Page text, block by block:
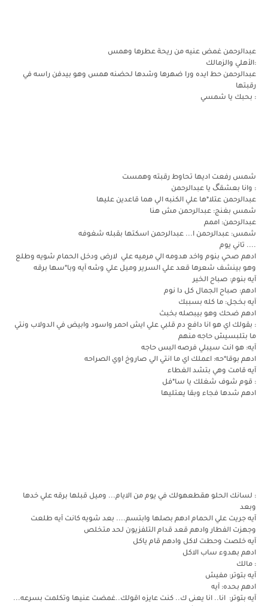
عبدالرحمن غمض عنيه من ريحة عطرها وهمس
:الأهلي والزمالك
عبدالرحمن حط ايده ورا ضهرها وشدها لحضنه همس وهو بيدفن راسه في
رقبتها
: بحبك يا شمسي
شمس رفعت اديها تحاوط رقبته وهمست
: وانا بعشقگ يا عبدالرحمن
عبدالرحمن عتلا*ها علي الكنبه الي هما قاعدين عليها
شمس بغنج: عبدالرحمن مش هنا
عبدالرحمن: اممم
شمس: عبدالرحمن ا... عبدالرحمن اسكتها بقبله شغوفه
.... تاني يوم
ادهم صحي بنوم واخد هدومه الي مرميه علي لارض ودخل الحمام شويه وطلع
وهو بينشف شعرها قعد علي السرير وميل علي وشه آيه وبا*سها برقه
آيه بنوم: صباح الخير
ادهم: صباح الجمال كل دا نوم
آيه بخجل: ما كله بسببك
ادهم ضحك وهو بيبصله بخبث
: بقولك اي هو انا دافع دم قلبي علي ايش احمر واسود وابيض في الدولاب ونتي
ما بتلبسيش حاجه منهم
آيه: هو انت سيبلي فرصه البس حاجه
ادهم بوقا*حه: اعملك اي ما انتي الي صاروخ اوي الصراحه
آيه قامت وهي بتشد الغطاء
: قوم شوف شغلك يا سا*فل
ادهم شدها فجاء وبقا يعتليها
: لسانك الحلو هقطعهولك في يوم من الايام... وميل قبلها برقه علي خدها
وبعد
آيه جريت علي الحمام ادهم بصلها وابتسم.... بعد شويه كانت آيه طلعت
وجهزت الفطار وادهم قعد قدام التلفزيون لحد متخلص
آيه خلصت وحطت لاكل وادهم قام ياكل
ادهم بهدوء ساب الاكل
: مالك
آيه بتوتر: مفيش
ادهم بحده: آيه
آيه بتوتر: انا.. انا يعنى ك.. كنت عايزه اقولك..غمضت عنيها وتكلمت بسرعه...